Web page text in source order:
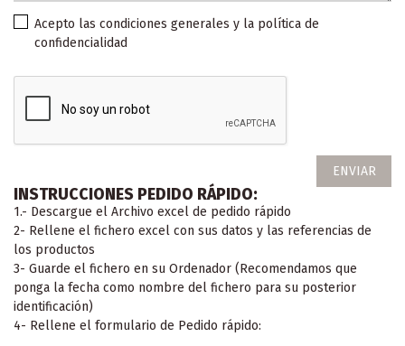
Acepto las condiciones generales y la política de
confidencialidad
INSTRUCCIONES PEDIDO RÁPIDO:
1.- Descargue el Archivo excel de pedido rápido
2- Rellene el fichero excel con sus datos y las referencias de
los productos
3- Guarde el fichero en su Ordenador (Recomendamos que
ponga la fecha como nombre del fichero para su posterior
identificación)
4- Rellene el formulario de Pedido rápido: